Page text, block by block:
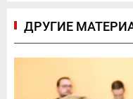
ДРУГИЕ